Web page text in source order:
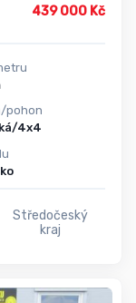
439 000 Kč
pohon
4x4
Středočeský
kraj